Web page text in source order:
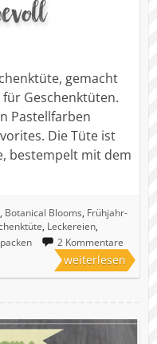
gemacht
Geschenktüten.
Pastellfarben
Die Tüte ist
bestempelt mit dem
, Botanical Blooms, Frühjahr-
, Leckereien,
2 Kommentare
weiterlesen